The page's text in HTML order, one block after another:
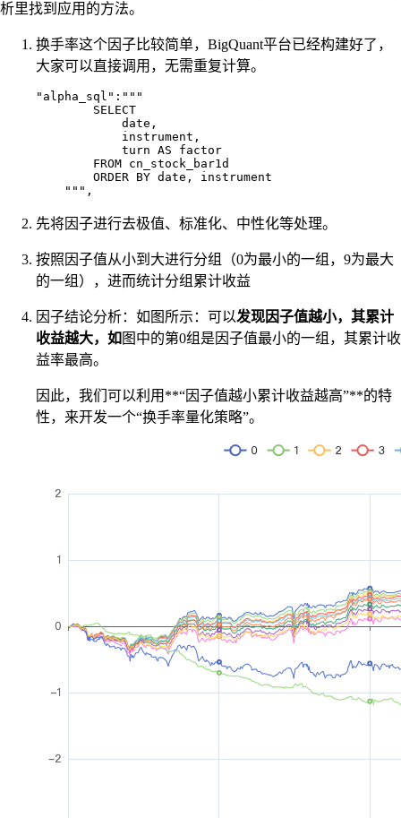
析里找到应用的方法。
换手率这个因子比较简单，BigQuant平台已经构建好了，
大家可以直接调用，无需重复计算。
"alpha_sql":"""
        SELECT
            date,
            instrument,
            turn AS factor
        FROM cn_stock_bar1d
        ORDER BY date, instrument
先将因子进行去极值、标准化、中性化等处理。
按照因子值从小到大进行分组（0为最小的一组，9为最大
的一组），进而统计分组累计收益
因子结论分析：如图所示：可以发现因子值越小，其累计
收益越大，如 图中的第0组是因子值最小的一组，其累计收
益率最高。
因此，我们可以利用**“因子值越小累计收益越高”**的特
性，来开发一个“换手率量化策略”。